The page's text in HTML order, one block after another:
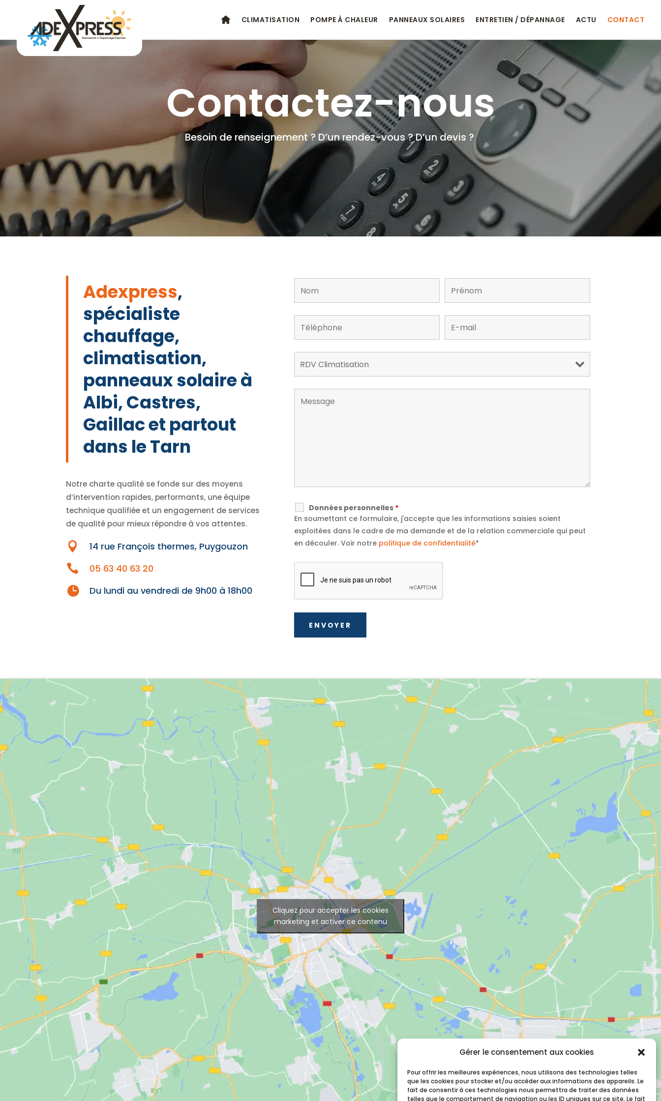
Gérer le consentement aux cookies
Pour offrir les meilleures expériences, nous utilisons des technologies telles
que les cookies pour stocker et/ou accéder aux informations des appareils. Le
fait de consentir à ces technologies nous permettra de traiter des données
telles que le comportement de navigation ou les ID uniques sur ce site. Le fait
CLIMATISATION POMPE À CHALEUR PANNEAUX SOLAIRES ENTRETIEN / DÉPANNAGE ACTU CONTACT
Contactez-nous
Besoin de renseignement ? D’un rendez-vous ? D’un devis ?
Adexpress,
spécialiste
chauffage,
climatisation,
panneaux solaire à
Albi, Castres,
Gaillac et partout
dans le Tarn
Notre charte qualité se fonde sur des moyens
d’intervention rapides, performants, une équipe
technique qualifiée et un engagement de services
de qualité pour mieux répondre à vos attentes.

14 rue François thermes, Puygouzon

05 63 40 63 20

Du lundi au vendredi de 9h00 à 18h00
Données personnelles *
En soumettant ce formulaire, j'accepte que les informations saisies soient
exploitées dans le cadre de ma demande et de la relation commerciale qui peut
en découler. Voir notre politique de confidentialité*
Cliquez pour accepter les cookies
marketing et activer ce contenu